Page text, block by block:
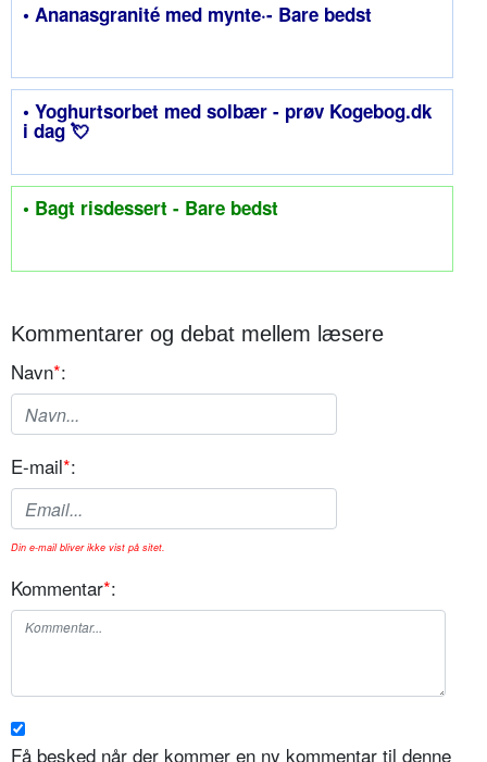
• Ananasgranité med mynte·- Bare bedst
• Yoghurtsorbet med solbær - prøv Kogebog.dk
i dag 💘
• Bagt risdessert - Bare bedst
Kommentarer og debat mellem læsere
Navn*:
E-mail*:
Din e-mail bliver ikke vist på sitet.
Kommentar*:
Få besked når der kommer en ny kommentar til denne